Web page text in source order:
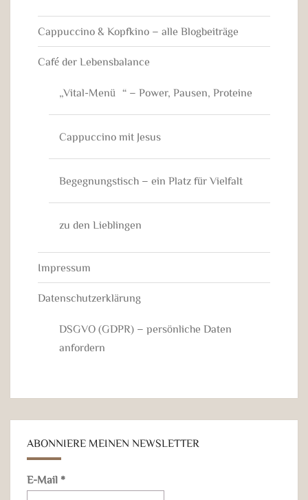
Cappuccino & Kopfkino – alle Blogbeiträge
Café der Lebensbalance
„Vital-Menü“ – Power, Pausen, Proteine
Cappuccino mit Jesus
Begegnungstisch – ein Platz für Vielfalt
zu den Lieblingen
Impressum
Datenschutzerklärung
DSGVO (GDPR) – persönliche Daten
anfordern
ABONNIERE MEINEN NEWSLETTER
E-Mail *